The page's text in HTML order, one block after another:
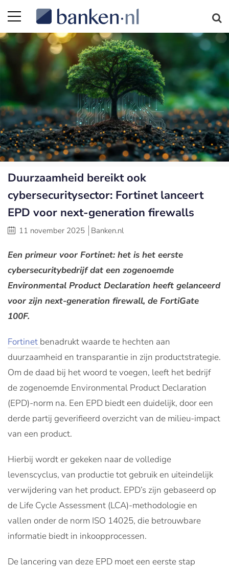
Duurzaamheid bereikt ook
cybersecuritysector: Fortinet lanceert
EPD voor next-generation firewalls
11 november 2025 Banken.nl
Een primeur voor Fortinet: het is het eerste
cybersecuritybedrijf dat een zogenoemde
Environmental Product Declaration heeft gelanceerd
voor zijn next-generation firewall, de FortiGate
100F.
Fortinet benadrukt waarde te hechten aan
duurzaamheid en transparantie in zijn productstrategie.
Om de daad bij het woord te voegen, leeft het bedrijf
de zogenoemde Environmental Product Declaration
(EPD)-norm na. Een EPD biedt een duidelijk, door een
derde partij geverifieerd overzicht van de milieu-impact
van een product.
Hierbij wordt er gekeken naar de volledige
levenscyclus, van productie tot gebruik en uiteindelijk
verwijdering van het product. EPD’s zijn gebaseerd op
de Life Cycle Assessment (LCA)-methodologie en
vallen onder de norm ISO 14025, die betrouwbare
informatie biedt in inkoopprocessen.
De lancering van deze EPD moet een eerste stap